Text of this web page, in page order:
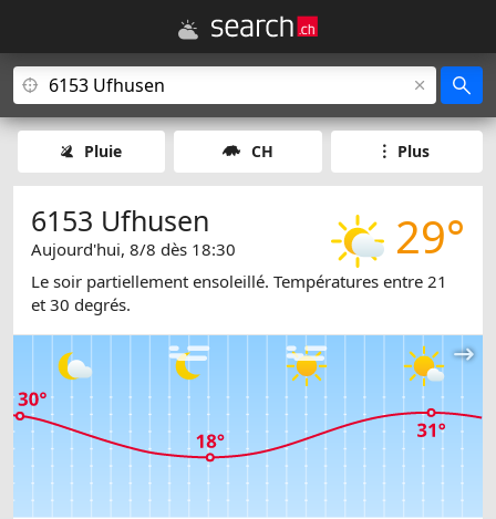
Pluie CH Plus
29°
6153 Ufhusen
Aujourd'hui, 8/8 dès 18:30
Le soir partiellement ensoleillé. Températures entre 21
et 30 degrés.